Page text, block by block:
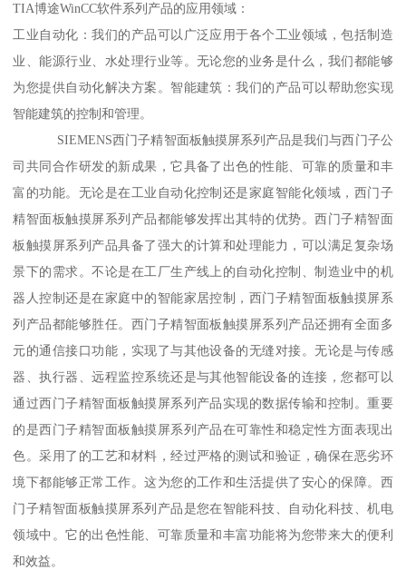
TIA博途WinCC软件系列产品的应用领域：
工业自动化：我们的产品可以广泛应用于各个工业领域，包括制造
业、能源行业、水处理行业等。无论您的业务是什么，我们都能够
为您提供自动化解决方案。智能建筑：我们的产品可以帮助您实现
智能建筑的控制和管理。
SIEMENS西门子精智面板触摸屏系列产品是我们与西门子公
司共同合作研发的新成果，它具备了出色的性能、可靠的质量和丰
富的功能。无论是在工业自动化控制还是家庭智能化领域，西门子
精智面板触摸屏系列产品都能够发挥出其特的优势。西门子精智面
板触摸屏系列产品具备了强大的计算和处理能力，可以满足复杂场
景下的需求。不论是在工厂生产线上的自动化控制、制造业中的机
器人控制还是在家庭中的智能家居控制，西门子精智面板触摸屏系
列产品都能够胜任。西门子精智面板触摸屏系列产品还拥有全面多
元的通信接口功能，实现了与其他设备的无缝对接。无论是与传感
器、执行器、远程监控系统还是与其他智能设备的连接，您都可以
通过西门子精智面板触摸屏系列产品实现的数据传输和控制。重要
的是西门子精智面板触摸屏系列产品在可靠性和稳定性方面表现出
色。采用了的工艺和材料，经过严格的测试和验证，确保在恶劣环
境下都能够正常工作。这为您的工作和生活提供了安心的保障。西
门子精智面板触摸屏系列产品是您在智能科技、自动化科技、机电
领域中。它的出色性能、可靠质量和丰富功能将为您带来大的便利
和效益。